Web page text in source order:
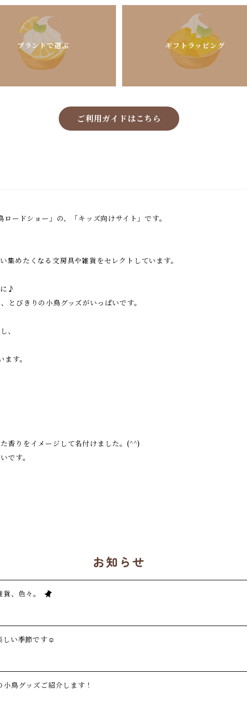
ブランドで選ぶ ギフトラッピング
ご利用ガイドはこちら
ードショー」の、「キッズ向けサイト」です。
めたくなる文房具や雑貨をセレクトしています。
♪
とびきりの小鳥グッズがいっぱいです。
、
す。
香りをイメージして名付けました。(^^)
です。
お知らせ
、色々。
しい季節です☺️
鳥グッズご紹介します！